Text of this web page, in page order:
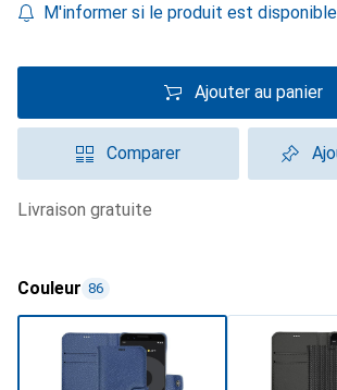
M'informer si le produit est
Ajouter au panier
Comparer
livraison gratuite
Couleur 86